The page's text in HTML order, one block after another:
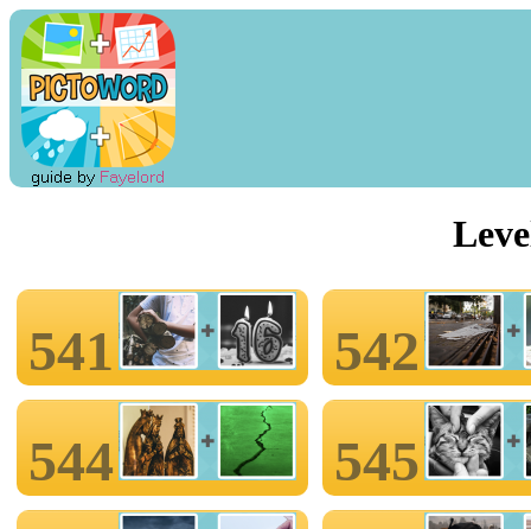
541
542
544
545